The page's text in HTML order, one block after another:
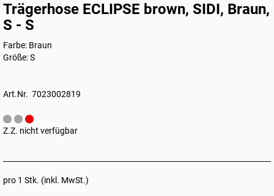
Trägerhose ECLIPSE brown, SIDI, Braun,
S - S
Farbe: Braun
Größe: S
Art.Nr. 7023002819
Z.Z. nicht verfügbar
pro 1 Stk. (inkl. MwSt.)